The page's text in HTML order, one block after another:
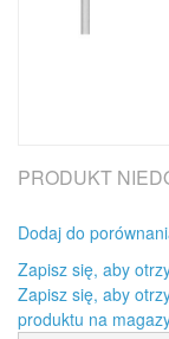
PRODUKT
Dodaj do
Zapisz się, aby
Zapisz się, aby
produktu na